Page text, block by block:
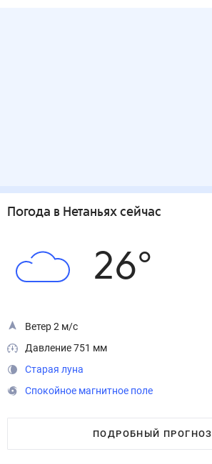
Погода в Нетаньях сейчас
26°
Ветер 2 м/с
Давление 751 мм
Старая луна
Спокойное магнитное поле
ПОДРОБНЫЙ ПРОГНОЗ